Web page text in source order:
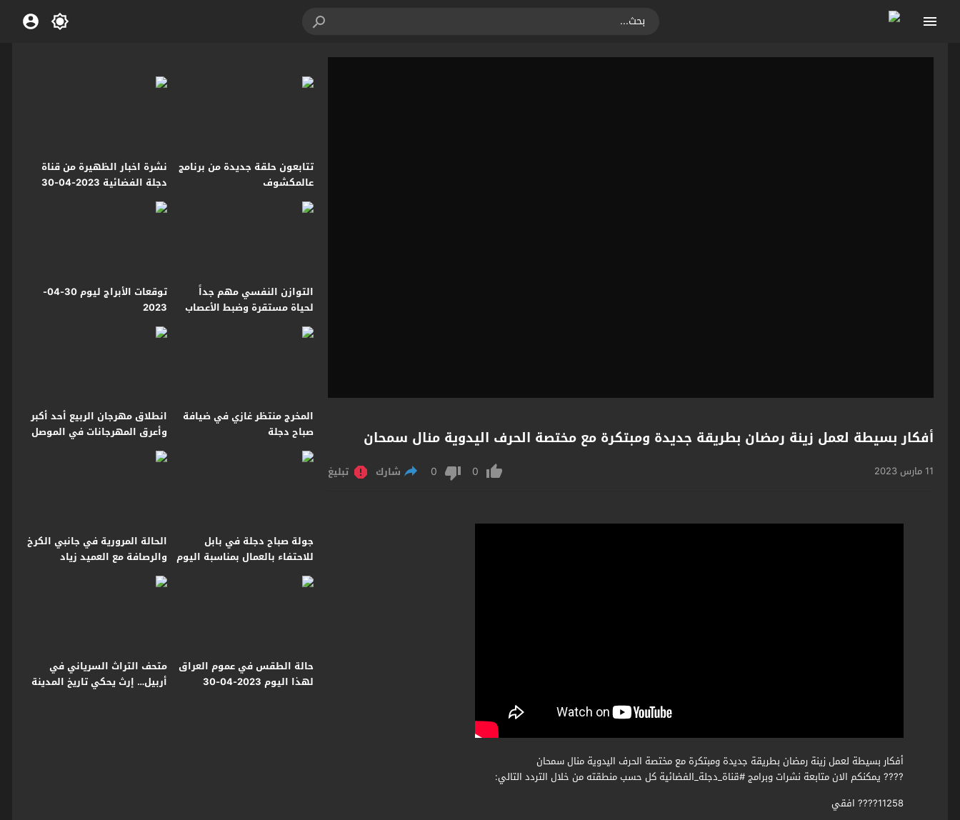
أفكار بسيطة لعمل زينة رمضان بطريقة جديدة ومبتكرة مع مختصة الحرف اليدوية منال سمحان
11 مارس 2023 0
0 شارك تبليغ
أفكار بسيطة لعمل زينة رمضان بطريقة جديدة ومبتكرة مع مختصة الحرف اليدوية منال سمحان
???? يمكنكم الان متابعة نشرات وبرامج #قناة_دجلة_الفضائية كل حسب منطقته من خلال التردد التالي:
11258???? افقي
تتابعون حلقة جديدة من برنامج
عالمكشوف
نشرة اخبار الظهيرة من قناة
دجلة الفضائية 2023-04-30
التوازن النفسي مهم جداً
لحياة مستقرة وضبط الأعصاب
مهارة وفن
توقعات الأبراج ليوم 30-04-
2023
المخرج منتظر غازي في ضيافة
صباح دجلة
انطلاق مهرجان الربيع أحد أكبر
وأعرق المهرجانات في الموصل
جولة صباح دجلة في بابل
للاحتفاء بالعمال بمناسبة اليوم
العالمي للعمال
الحالة المرورية في جانبي الكرخ
والرصافة مع العميد زياد
القيسي
حالة الطقس في عموم العراق
لهذا اليوم 2023-04-30
متحف التراث السرياني في
أربيل… إرث يحكي تاريخ المدينة